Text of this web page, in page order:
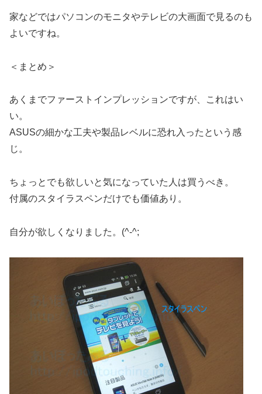
家などではパソコンのモニタやテレビの大画面で見るのも
よいですね。
＜まとめ＞
あくまでファーストインプレッションですが、これはい
い。
ASUSの細かな工夫や製品レベルに恐れ入ったという感
じ。
ちょっとでも欲しいと気になっていた人は買うべき。
付属のスタイラスペンだけでも価値あり。
自分が欲しくなりました。(^-^;